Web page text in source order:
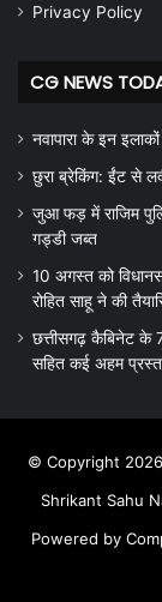
Privacy Policy
CG NEWS
नवापारा के इन
छुरा ब्रेकिंग: ईंट से
जुआ फड़ में राजिम
गड्डी जब्त
10 अगस्त को
रोहित साहू ने की
छत्तीसगढ़ कैबिनेट
सहित कई अहम
© Copyright
Shrikant Sahu
Powered by